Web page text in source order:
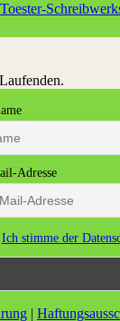
Adresse
Ich stimme der
|